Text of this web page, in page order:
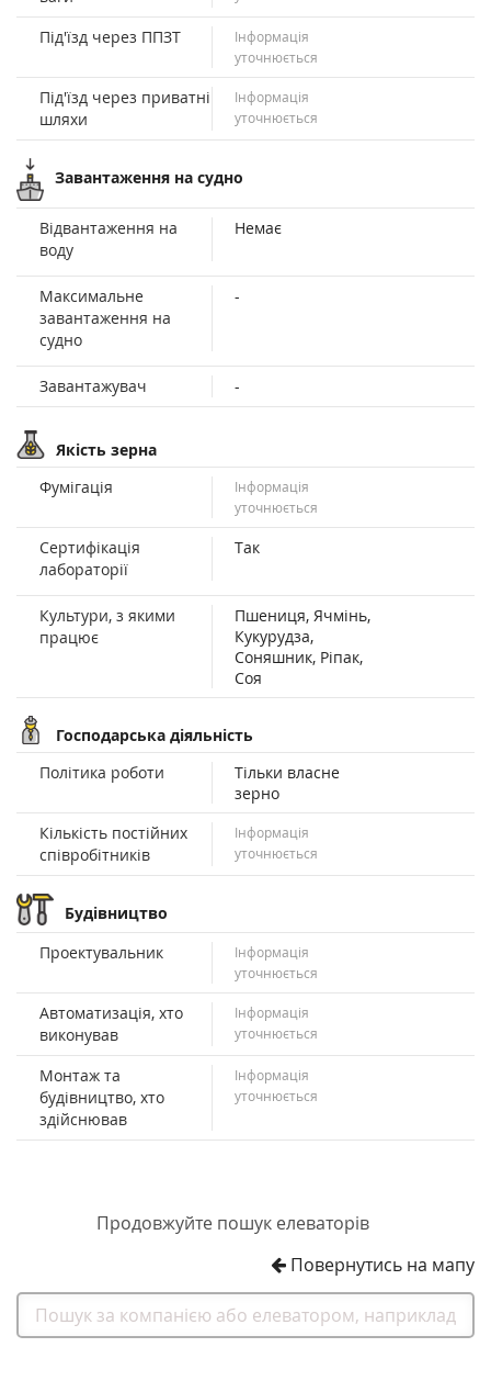
Під'їзд через ППЗТ
Інформація
уточнюється
Під'їзд через приватні
шляхи
Інформація
уточнюється
Завантаження на судно
Відвантаження на
воду
Немає
Максимальне
завантаження на
судно
-
Завантажувач -
Якість зерна
Фумігація
Інформація
уточнюється
Сертифікація
лабораторії
Так
Культури, з якими
працює
Пшениця, Ячмінь,
Кукурудза,
Соняшник, Ріпак,
Соя
Господарська діяльність
Політика роботи
Тільки власне
зерно
Кількість постійних
співробітників
Інформація
уточнюється
Будівництво
Проектувальник
Інформація
уточнюється
Автоматизація, хто
виконував
Інформація
уточнюється
Монтаж та
будівництво, хто
здійснював
Інформація
уточнюється
Продовжуйте пошук елеваторів
Повернутись на мапу